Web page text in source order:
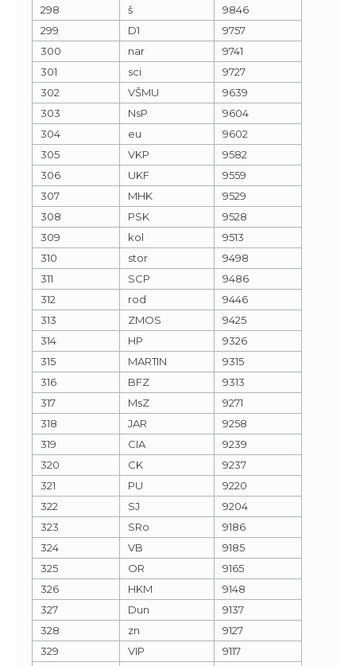
298 š
9846
299
D1
9757
300
nar
9741
301
sci
9727
302
VŠMU
9639
303
NsP
9604
304
eu
9602
305
VKP
9582
306
UKF
9559
307
MHK
9529
308
PSK
9528
309
kol
9513
310
stor
9498
311
SCP
9486
312
rod
9446
313
ZMOS
9425
314
HP
9326
315
MARTIN
9315
316
BFZ
9313
317
MsZ
9271
318
JAR
9258
319
CIA
9239
320
CK
9237
321
PU
9220
322
SJ
9204
323
SRo
9186
324
VB
9185
325
OR
9165
326
HKM
9148
327
Dun
9137
328
zn
9127
329
VIP
9117